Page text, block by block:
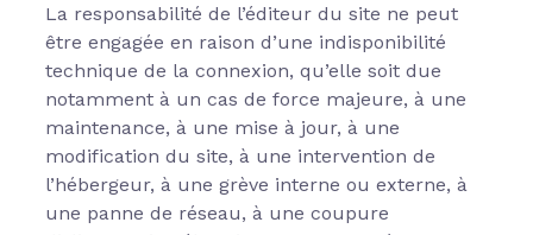
La responsabilité de l’éditeur du site ne peut
être engagée en raison d’une indisponibilité
technique de la connexion, qu’elle soit due
notamment à un cas de force majeure, à une
maintenance, à une mise à jour, à une
modification du site, à une intervention de
l’hébergeur, à une grève interne ou externe, à
une panne de réseau, à une coupure